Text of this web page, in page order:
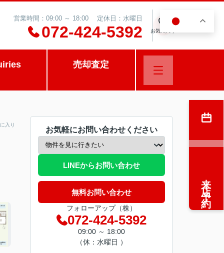
営業時間：09:00 ～ 18:00 定休日：水曜日
072-424-5392 お気に入り
売却査定
入り
お気軽にお問い合わせください
LINEからお問い合わせ
無料お問い合わせ
フォローアップ（株）
072-424-5392
09:00 ～ 18:00
（休：水曜日 ）
来店予約